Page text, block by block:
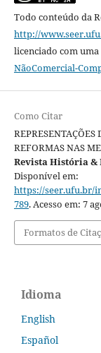
Todo conteúdo da
http://
licenciado com uma
NãoComercial-
Como Citar
REFORMAS NAS
Revista História &
Disponível em:
https://seer.ufu.br/
789. Acesso em: 7
Formatos de
Idioma
English
Español